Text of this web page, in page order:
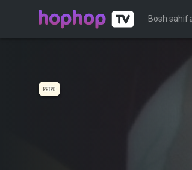
Bosh